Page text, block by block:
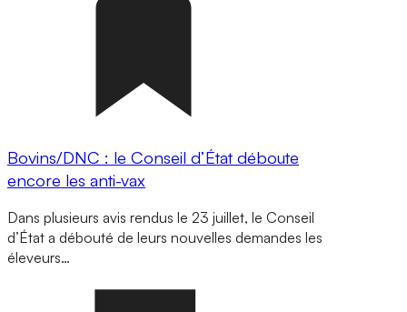
Bovins/DNC : le Conseil d’État déboute
encore les anti-vax
Dans plusieurs avis rendus le 23 juillet, le Conseil
d’État a débouté de leurs nouvelles demandes les
éleveurs…